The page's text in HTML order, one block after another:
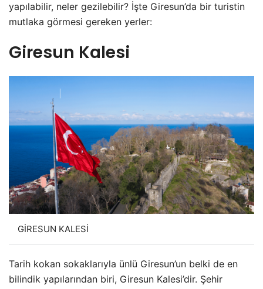
yapılabilir, neler gezilebilir? İşte Giresun’da bir turistin
mutlaka görmesi gereken yerler:
Giresun Kalesi
GİRESUN KALESİ
Tarih kokan sokaklarıyla ünlü Giresun’un belki de en
bilindik yapılarından biri, Giresun Kalesi’dir. Şehir